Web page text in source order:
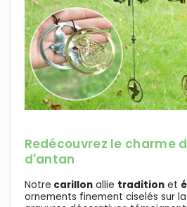
Redécouvrez le charme
d'antan
Notre carillonallie traditionet
ornements finement ciselés sur